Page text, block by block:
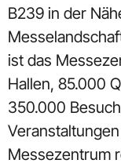
B239 in der
ist das
Hallen, 85.000
350.000
Messezentrum